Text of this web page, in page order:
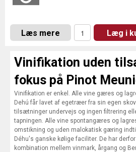
Læs mere Læg i
Vinifikation uden
fokus på Pinot
Vinifikation er enkel. Alle vine gæres og
Dehú får lavet af egetræer fra sin egen
tilsætninger undervejs og ingen filtrering
tapningen. Alle vine spontangæres og
omstikning og uden malokatisk gæring
Déhu's ganske kølige faciliter. De har
kombination mellem vinmark, årgang og